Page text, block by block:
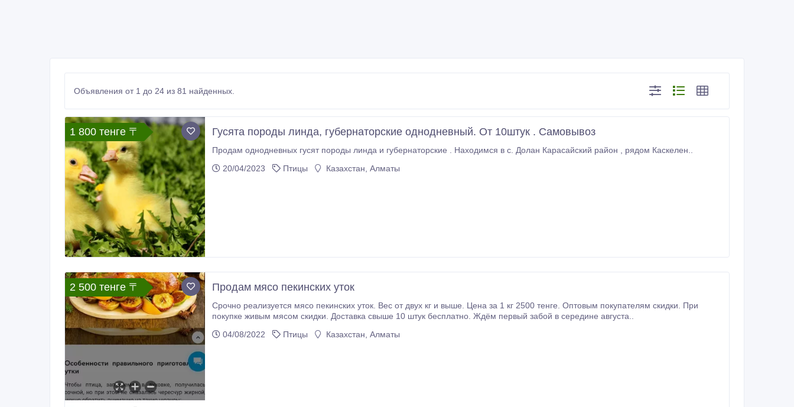
Объявления от 1 до 24 из 81 найденных.
1 800 тенге 〒 Гусята породы линда, губернаторские однодневный. От 10штук . Самовывоз
Продам однодневных гусят породы линда и губернаторские . Находимся в с. Долан Карасайский район , рядом Каскелен..
20/04/2023
Птицы Казахстан, Алматы
2 500 тенге 〒 Продам мясо пекинских уток
Срочно реализуется мясо пекинских уток. Вес от двух кг и выше. Цена за 1 кг 2500 тенге. Оптовым покупателям скидки. При
покупке живым мясом скидки. Доставка свыше 10 штук бесплатно. Ждём первый забой в середине августа..
04/08/2022
Птицы Казахстан, Алматы